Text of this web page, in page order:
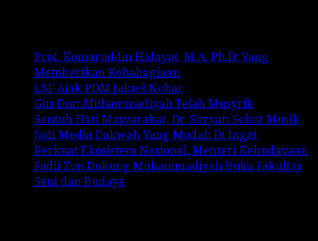
Prof. Komaruddin Hidayat, M.A. Ph.D: Yang
Memberikan Kebahagiaan
LSF Ajak PDM Jaksel Nobar
Gus Dur: Muhammadiyah Telah Musyrik
Sentuh Hati Masyarakat, Dr. Suryati Sebut Musik
Jadi Media Dakwah Yang Mudah Di Ingat
Perkuat Ekosistem Nasional, Menteri Kebudayaan
Fadli Zon Dukung Muhammadiyah Buka Fakultas
Seni dan Budaya